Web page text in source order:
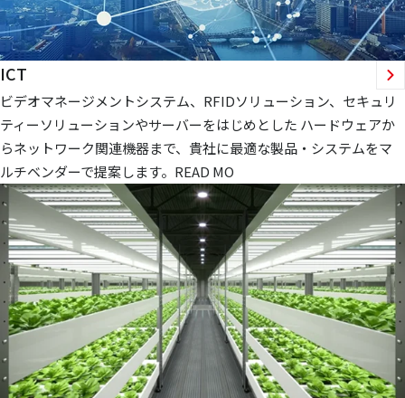
ICT
ビデオマネージメントシステム、RFIDソリューション、セキュリ
ティーソリューションやサーバーをはじめとした ハードウェアか
らネットワーク関連機器まで、貴社に最適な製品・システムをマ
ルチベンダーで提案します。READ MO